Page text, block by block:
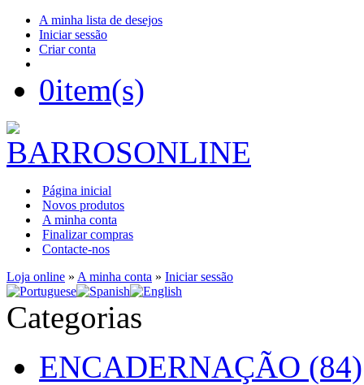
A minha lista de desejos
Iniciar sessão
Criar conta
0item(s)
Página inicial
Novos produtos
A minha conta
Finalizar compras
Contacte-nos
Loja online » A minha conta » Iniciar sessão
Categorias
ENCADERNAÇÃO (84)